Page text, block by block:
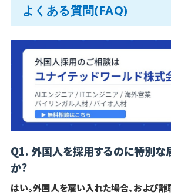
よくある質問(FAQ)
Q1. 外国人を採用するのに特別な
か?
はい。外国人を雇い入れた場合、および離